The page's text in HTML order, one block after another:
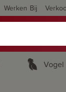
Werken Bij
Vogel